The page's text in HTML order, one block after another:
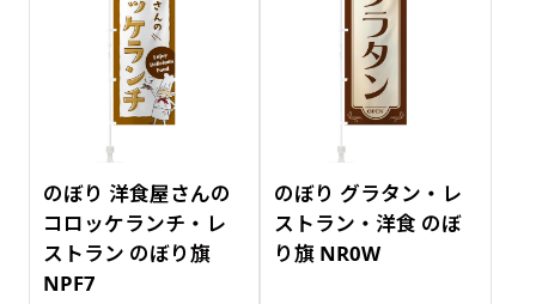
のぼり 洋食屋さんの
コロッケランチ・レ
ストラン のぼり旗
NPF7
のぼり グラタン・レ
ストラン・洋食 のぼ
り旗 NR0W